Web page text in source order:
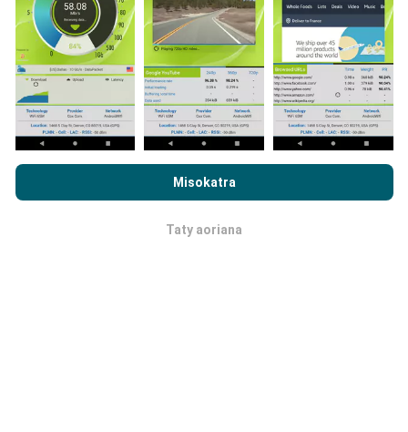
te hananadrana izany koa ianao, dia manasa anao
izahay hampiasa ny nPerf amin'ny findainao.Rehefa
maro ny rakitra voatahiry, vao mainka azo vakina ny
sarintany!. Ireo andrana voaray rehetra dia aseho
amin'ny sarintany avokoa. Ny masontsivana rehetra
kosa dia ampiharina mialohan'ny fikajiana sy
famoahana azy.
Misokatra
Taty aoriana
ary ny andrana nPerf
Agreement
OK